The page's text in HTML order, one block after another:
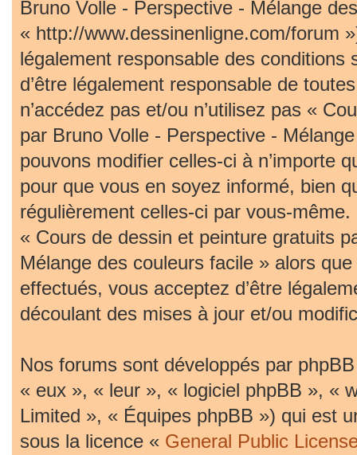
Bruno Volle - Perspective - Mélange
« http://www.dessinenligne.com/forum
légalement responsable des conditions
d’être légalement responsable de
n’accédez pas et/ou n’utilisez pas «
par Bruno Volle - Perspective -
pouvons modifier celles-ci à n’importe
pour que vous en soyez informé, bien
régulièrement celles-ci par vous-même.
« Cours de dessin et peinture gratuits
Mélange des couleurs facile » alors
effectués, vous acceptez d’être
découlant des mises à jour et/ou
Nos forums sont développés par
« eux », « leur », « logiciel phpBB », «
Limited », « Équipes phpBB ») qui est
sous la licence « General Public